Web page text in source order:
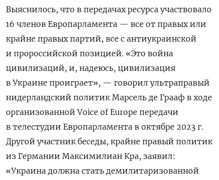
Выяснилось, что в передачах ресурса участвовало
16 членов Европарламента — все от правых или
крайне правых партий, все с антиукраинской
и пророссийской позицией. «Это война
цивилизаций, и, надеюсь, цивилизация
в Украине проиграет», — говорил ультраправый
нидерландский политик Марсель де Грааф в ходе
организованной Voice of Europe передачи
в телестудии Европарламента в октябре 2023 г.
Другой участник беседы, крайне правый политик
из Германии Максимилиан Кра, заявил:
«Украина должна стать демилитаризованной